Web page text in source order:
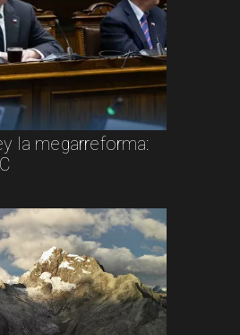
la megarreforma: